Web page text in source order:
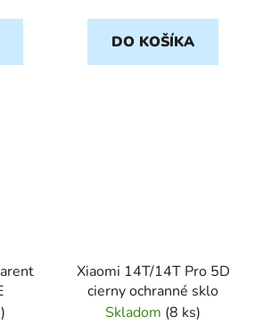
DO KOŠÍKA
)
Xiaomi 14T/14T Pro 5D
cierny ochranné sklo
Skladom (8 ks)